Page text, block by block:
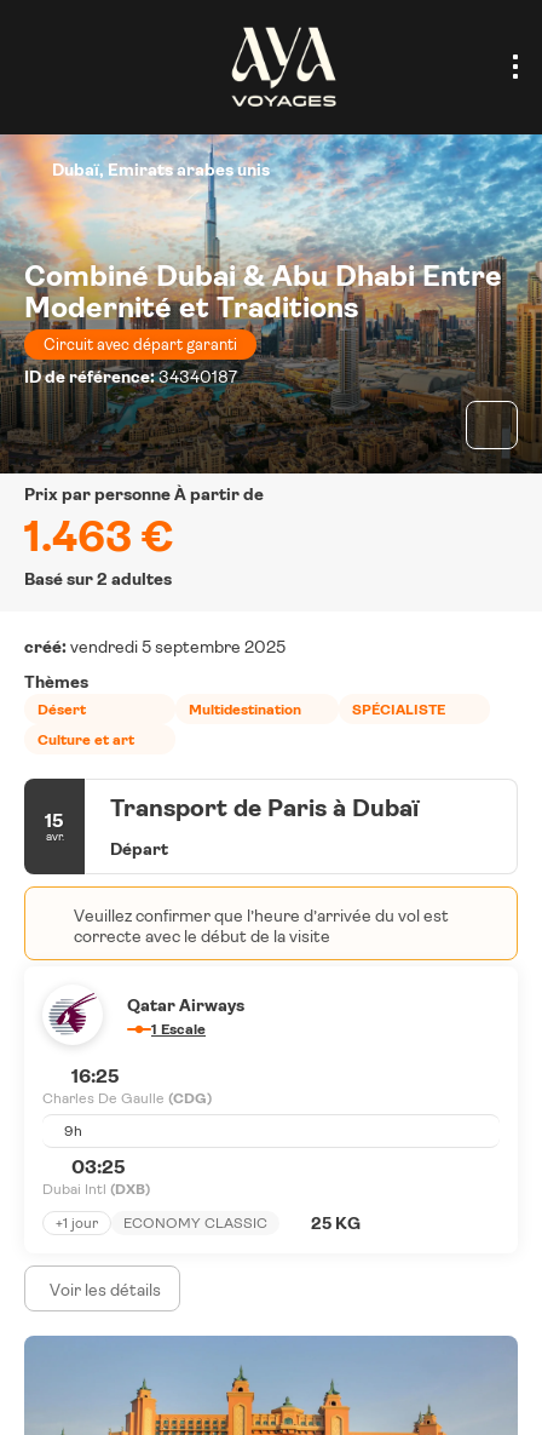
Combiné Dubai & Abu Dhabi Entre
Modernité et Traditions
Circuit avec départ garanti
ID de référence:34340187
Dubaï, Emirats arabes unis
prix par personne À partir de
1.463 €
Basé sur 2 adultes
créé:vendredi 5 septembre 2025
Thèmes
Désert Multidestination
SPÉCIALISTE
Culture et art
15
avr.
Transport de Paris à Dubaï
Départ
Veuillez confirmer que l’heure d’arrivée du vol est
correcte avec le début de la visite
Qatar Airways
1 Escale
16:25
Charles De Gaulle (CDG)
9h
03:25
Dubai Intl (DXB)
+1 jour
ECONOMY CLASSIC 25 KG
Voir les détails